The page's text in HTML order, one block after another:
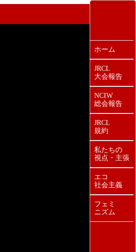
ホーム
JRCL
大会報告
NCIW
総会報告
JRCL
規約
私たちの
視点・主張
エコ
社会主義
フェミ
ニズム